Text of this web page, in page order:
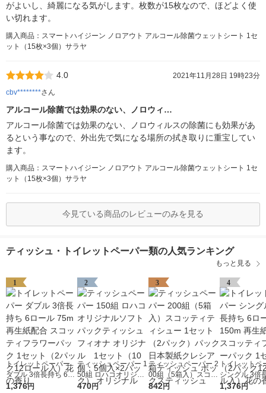
がよいし、綺麗になる気がします。枚数が15枚なので、ほどよく使
い切れます。
購入商品：スマートハイジーン ノロアウト アルコール除菌ウェットシート 1セ
ット（15枚×3個）サラヤ
4.0
2021年11月28日 19時23分
cbv********さん
アルコール除菌では効果のない、ノロウィ…
アルコール除菌では効果のない、ノロウィルスの除菌にも効果があ
るという事なので、外出先で気になる場所の拭き取りに重宝してい
ます。
購入商品：スマートハイジーン ノロアウト アルコール除菌ウェットシート 1セ
ット（15枚×3個）サラヤ
今見ている商品のレビューのみを見る
ティッシュ・トイレットペーパー類の人気ランキング
もっと見る
1
トイレットペーパー
ダブル 3倍長持ち 6ロ
ール 75m 再生紙配合
1,376円
2
ティッシュペーパー 1
50組 ロハコオリジナ
ルソフトパックティッ
470円
3
ティッシュペーパー 2
00組（5箱入）スコッ
ティティシュー 1セッ
842円
4
トイレットペ
シングル 3倍
ロール 150m
1,376円